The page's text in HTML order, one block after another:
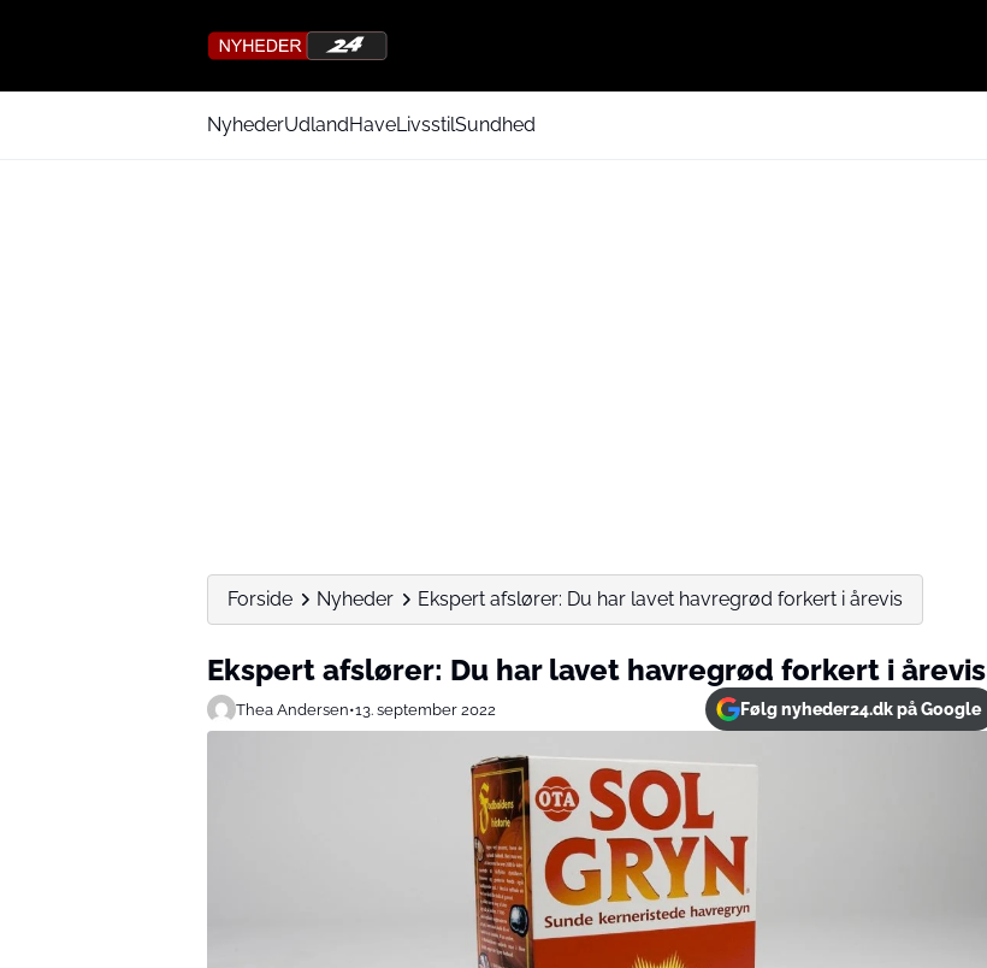
NyhederUdlandHaveLivsstilSundhed
Forside Nyheder Ekspert afslører: Du har lavet havregrød forkert i årevis
Ekspert afslører: Du har lavet havregrød forkert i årevis
Thea Andersen•13. september 2022 Følg nyheder24.dk på Google